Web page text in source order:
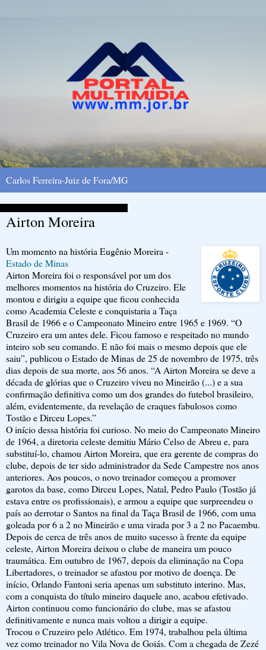
Carlos Ferreira-Juiz de Fora/MG
Airton Moreira
Um momento na história Eugênio Moreira -
Estado de Minas
Airton Moreira foi o responsável por um dos
melhores momentos na história do Cruzeiro. Ele
montou e dirigiu a equipe que ficou conhecida
como Academia Celeste e conquistaria a Taça
Brasil de 1966 e o Campeonato Mineiro entre 1965 e 1969. “O
Cruzeiro era um antes dele. Ficou famoso e respeitado no mundo
inteiro sob seu comando. E não foi mais o mesmo depois que ele
saiu”, publicou o Estado de Minas de 25 de novembro de 1975, três
dias depois de sua morte, aos 56 anos. “A Airton Moreira se deve a
década de glórias que o Cruzeiro viveu no Mineirão (...) e a sua
confirmação definitiva como um dos grandes do futebol brasileiro,
além, evidentemente, da revelação de craques fabulosos como
Tostão e Dirceu Lopes.”
O início dessa história foi curioso. No meio do Campeonato Mineiro
de 1964, a diretoria celeste demitiu Mário Celso de Abreu e, para
substituí-lo, chamou Airton Moreira, que era gerente de compras do
clube, depois de ter sido administrador da Sede Campestre nos anos
anteriores. Aos poucos, o novo treinador começou a promover
garotos da base, como Dirceu Lopes, Natal, Pedro Paulo (Tostão já
estava entre os profissionais), e armou a equipe que surpreendeu o
país ao derrotar o Santos na final da Taça Brasil de 1966, com uma
goleada por 6 a 2 no Mineirão e uma virada por 3 a 2 no Pacaembu.
Depois de cerca de três anos de muito sucesso à frente da equipe
celeste, Airton Moreira deixou o clube de maneira um pouco
traumática. Em outubro de 1967, depois da eliminação na Copa
Libertadores, o treinador se afastou por motivo de doença. De
início, Orlando Fantoni seria apenas um substituto interino. Mas,
com a conquista do título mineiro daquele ano, acabou efetivado.
Airton continuou como funcionário do clube, mas se afastou
definitivamente e nunca mais voltou a dirigir a equipe.
Trocou o Cruzeiro pelo Atlético. Em 1974, trabalhou pela última
vez como treinador no Vila Nova de Goiás. Com a chegada de Zezé